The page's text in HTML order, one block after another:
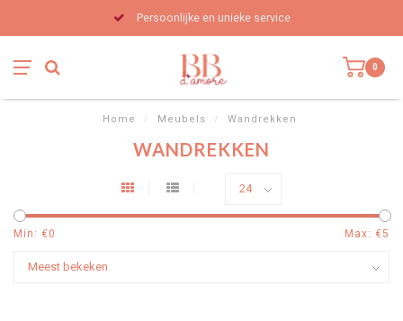
Persoonlijke en unieke service
0
Home / Meubels / Wandrekken
WANDREKKEN
Min: €0 Max: €5